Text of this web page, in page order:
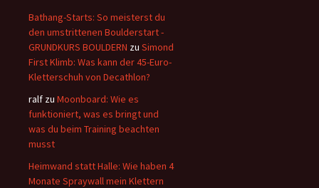
Bathang-Starts: So meisterst du
den umstrittenen Boulderstart -
GRUNDKURS BOULDERN zu Simond
First Klimb: Was kann der 45-Euro-
Kletterschuh von Decathlon?
ralf zu Moonboard: Wie es
funktioniert, was es bringt und
was du beim Training beachten
musst
Heimwand statt Halle: Wie haben 4
Monate Spraywall mein Klettern